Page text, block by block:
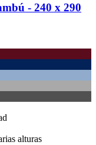
-​ 240 x 290
alturas